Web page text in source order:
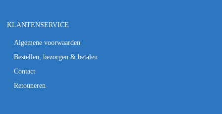
KLANTENSERVICE
Algemene voorwaarden
Bestellen, bezorgen & betalen
Contact
Retouneren